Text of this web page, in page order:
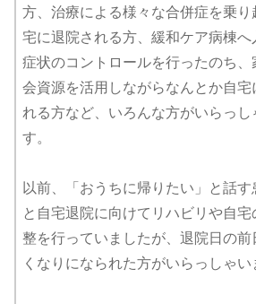
方、治療による様々な合併症を乗り
宅に退院される方、緩和ケア病棟へ
症状のコントロールを行ったのち、
会資源を活用しながらなんとか自宅
れる方など、いろんな方がいらっし
す。
以前、「おうちに帰りたい」と話す
と自宅退院に向けてリハビリや自宅
整を行っていましたが、退院日の前
くなりになられた方がいらっしゃい